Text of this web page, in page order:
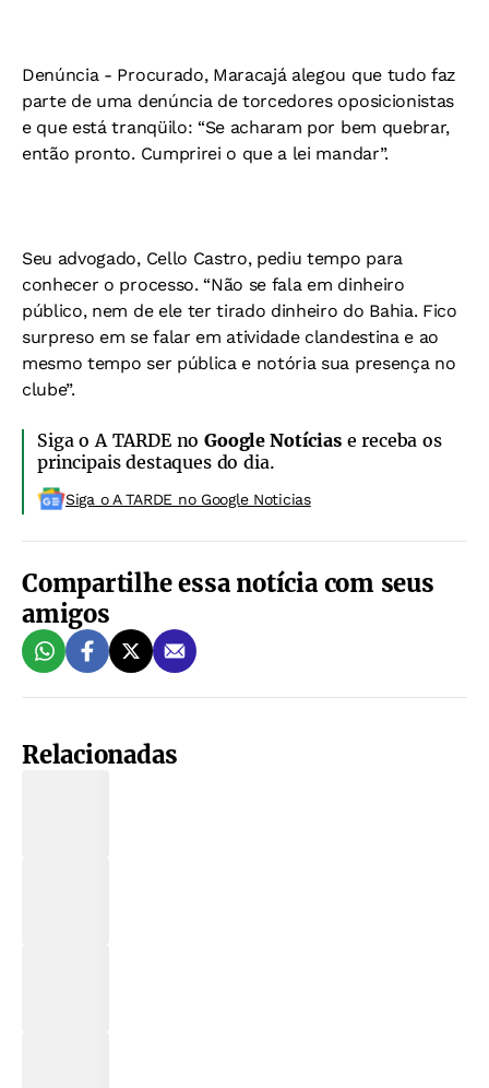
Denúncia - Procurado, Maracajá alegou que tudo faz
parte de uma denúncia de torcedores oposicionistas
e que está tranqüilo: “Se acharam por bem quebrar,
então pronto. Cumprirei o que a lei mandar”.
Seu advogado, Cello Castro, pediu tempo para
conhecer o processo. “Não se fala em dinheiro
público, nem de ele ter tirado dinheiro do Bahia. Fico
surpreso em se falar em atividade clandestina e ao
mesmo tempo ser pública e notória sua presença no
clube”.
Siga o A TARDE noGoogle Notíciase receba os
principais destaques do dia.
Siga o A TARDE no Google Noticias
Compartilhe essa notícia com seus
amigos
Relacionadas